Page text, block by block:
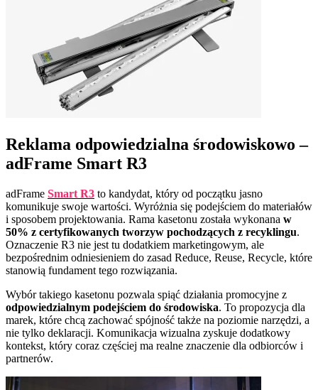
Reklama odpowiedzialna środowiskowo –
adFrame Smart R3
adFrame Smart R3 to kandydat, który od początku jasno
komunikuje swoje wartości. Wyróżnia się podejściem do materiałów
i sposobem projektowania. Rama kasetonu została wykonana w
50% z certyfikowanych tworzyw pochodzących z recyklingu.
Oznaczenie R3 nie jest tu dodatkiem marketingowym, ale
bezpośrednim odniesieniem do zasad Reduce, Reuse, Recycle, które
stanowią fundament tego rozwiązania.
Wybór takiego kasetonu pozwala spiąć działania promocyjne z
odpowiedzialnym podejściem do środowiska. To propozycja dla
marek, które chcą zachować spójność także na poziomie narzędzi, a
nie tylko deklaracji. Komunikacja wizualna zyskuje dodatkowy
kontekst, który coraz częściej ma realne znaczenie dla odbiorców i
partnerów.